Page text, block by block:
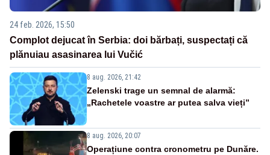
24 feb. 2026, 15:50
Complot dejucat în Serbia: doi bărbați, suspectați că
plănuiau asasinarea lui Vučić
8 aug. 2026, 21:42
Zelenski trage un semnal de alarmă:
„Rachetele voastre ar putea salva vieți”
8 aug. 2026, 20:07
Operațiune contra cronometru pe Dunăre.